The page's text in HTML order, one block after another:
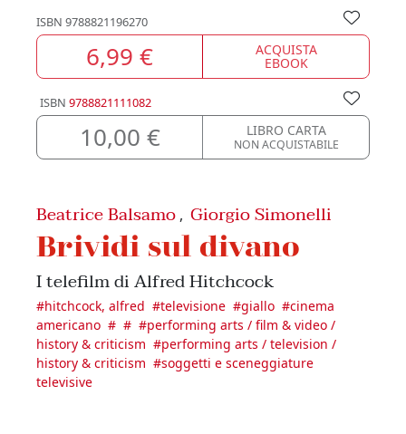
ISBN 9788821196270
6,99 € ACQUISTA
EBOOK
ISBN 9788821111082
10,00 € LIBRO CARTA
NON ACQUISTABILE
Beatrice Balsamo , Giorgio Simonelli
Brividi sul divano
I telefilm di Alfred Hitchcock
#hitchcock, alfred #televisione #giallo #cinema
americano # # #performing arts / film & video /
history & criticism #performing arts / television /
history & criticism #soggetti e sceneggiature
televisive